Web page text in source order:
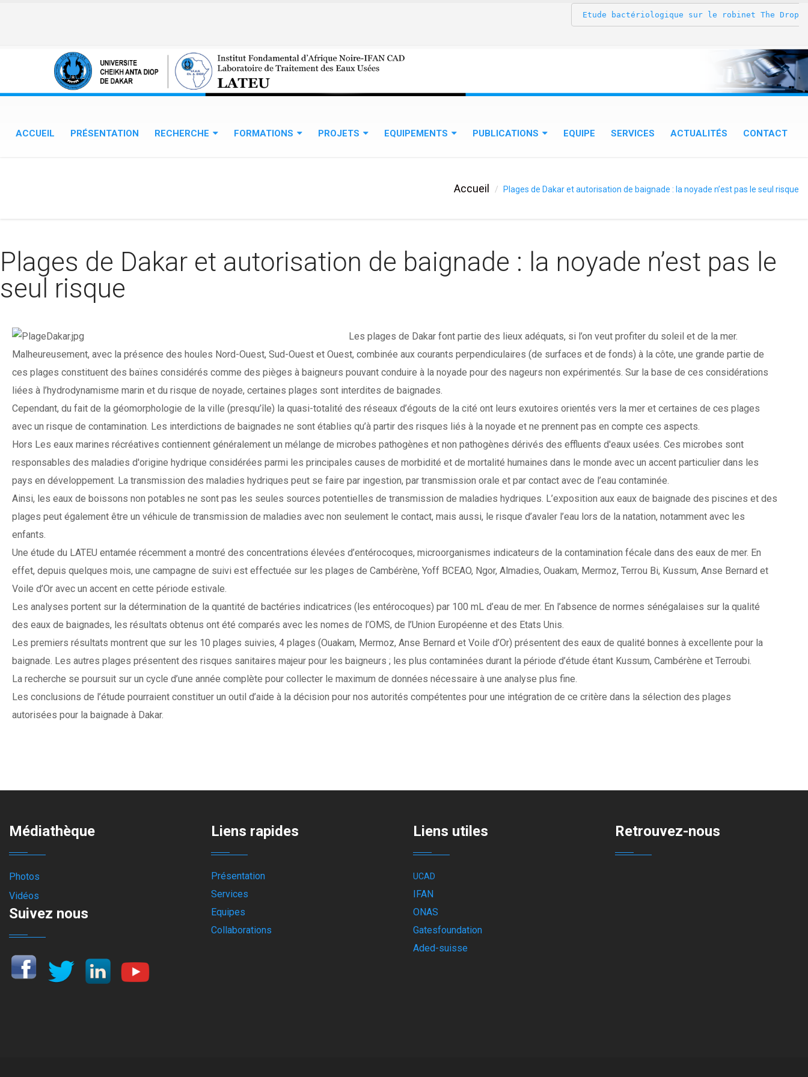
Etude bactériologique sur le robinet The Drop® au
ACCUEIL PRÉSENTATION RECHERCHE FORMATIONS PROJETS EQUIPEMENTS PUBLICATIONS EQUIPE SERVICES ACTUALITÉS CONTACT
Accueil Plages de Dakar et autorisation de baignade : la noyade n’est pas le seul risque
Plages de Dakar et autorisation de baignade : la noyade n’est pas le
seul risque
Les plages de Dakar font partie des lieux adéquats, si l’on veut profiter du soleil et de la mer.
Malheureusement, avec la présence des houles Nord-Ouest, Sud-Ouest et Ouest, combinée aux courants perpendiculaires (de surfaces et de fonds) à la côte, une grande partie de
ces plages constituent des baïnes considérés comme des pièges à baigneurs pouvant conduire à la noyade pour des nageurs non expérimentés. Sur la base de ces considérations
liées à l’hydrodynamisme marin et du risque de noyade, certaines plages sont interdites de baignades.
Cependant, du fait de la géomorphologie de la ville (presqu’île) la quasi-totalité des réseaux d’égouts de la cité ont leurs exutoires orientés vers la mer et certaines de ces plages
avec un risque de contamination. Les interdictions de baignades ne sont établies qu’à partir des risques liés à la noyade et ne prennent pas en compte ces aspects.
Hors Les eaux marines récréatives contiennent généralement un mélange de microbes pathogènes et non pathogènes dérivés des effluents d'eaux usées. Ces microbes sont
responsables des maladies d'origine hydrique considérées parmi les principales causes de morbidité et de mortalité humaines dans le monde avec un accent particulier dans les
pays en développement. La transmission des maladies hydriques peut se faire par ingestion, par transmission orale et par contact avec de l’eau contaminée.
Ainsi, les eaux de boissons non potables ne sont pas les seules sources potentielles de transmission de maladies hydriques. L’exposition aux eaux de baignade des piscines et des
plages peut également être un véhicule de transmission de maladies avec non seulement le contact, mais aussi, le risque d’avaler l’eau lors de la natation, notamment avec les
enfants.
Une étude du LATEU entamée récemment a montré des concentrations élevées d’entérocoques, microorganismes indicateurs de la contamination fécale dans des eaux de mer. En
effet, depuis quelques mois, une campagne de suivi est effectuée sur les plages de Cambérène, Yoff BCEAO, Ngor, Almadies, Ouakam, Mermoz, Terrou Bi, Kussum, Anse Bernard et
Voile d’Or avec un accent en cette période estivale.
Les analyses portent sur la détermination de la quantité de bactéries indicatrices (les entérocoques) par 100 mL d’eau de mer. En l’absence de normes sénégalaises sur la qualité
des eaux de baignades, les résultats obtenus ont été comparés avec les nomes de l’OMS, de l’Union Européenne et des Etats Unis.
Les premiers résultats montrent que sur les 10 plages suivies, 4 plages (Ouakam, Mermoz, Anse Bernard et Voile d’Or) présentent des eaux de qualité bonnes à excellente pour la
baignade. Les autres plages présentent des risques sanitaires majeur pour les baigneurs ; les plus contaminées durant la période d’étude étant Kussum, Cambérène et Terroubi.
La recherche se poursuit sur un cycle d’une année complète pour collecter le maximum de données nécessaire à une analyse plus fine.
Les conclusions de l’étude pourraient constituer un outil d’aide à la décision pour nos autorités compétentes pour une intégration de ce critère dans la sélection des plages
autorisées pour la baignade à Dakar.
Médiathèque
Photos
Vidéos
Suivez nous
Liens rapides
Présentation
Services
Equipes
Collaborations
Liens utiles
UCAD
IFAN
ONAS
Gatesfoundation
Aded-suisse
Retrouvez-nous